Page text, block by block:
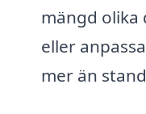
mängd olika
eller
mer än